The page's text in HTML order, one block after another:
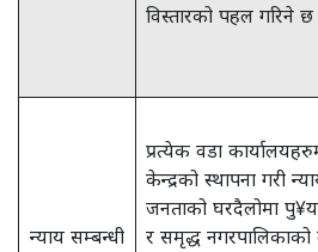
विस्तारको पहल गरिने छ
न्याय सम्बन्धी
प्रत्येक वडा
केन्द्रको स्थापना गरी
जनताको घरदैलोमा
र समृद्ध नगरपालिकाको